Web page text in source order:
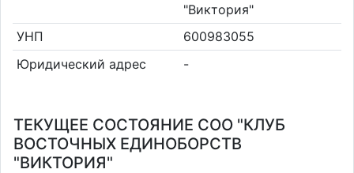
"Виктория"
УНП
600983055
Юридический адрес
-
ТЕКУЩЕЕ СОСТОЯНИЕ СОО "КЛУБ
ВОСТОЧНЫХ ЕДИНОБОРСТВ
"ВИКТОРИЯ"